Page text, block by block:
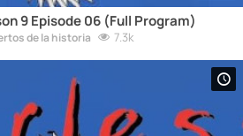
9 Episode 06 (Full Program)
de la historia 7.3k